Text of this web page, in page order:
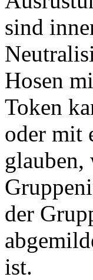
sind
Hosen
Token
oder mit
glauben,
der
ist.